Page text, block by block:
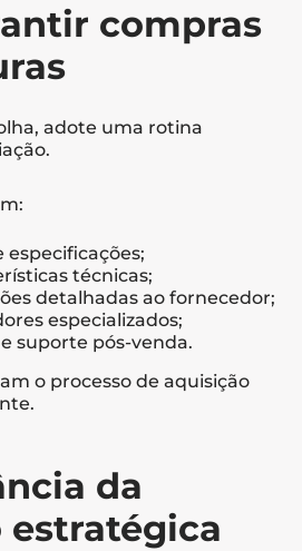
compras
adote uma rotina
especificações;
técnicas;
detalhadas ao fornecedor;
especializados;
suporte pós-venda.
o processo de aquisição
da
estratégica